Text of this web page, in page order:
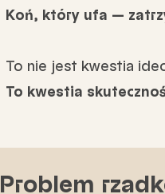
Koń, który ufa —
To nie jest kwestia
To kwestia
Problem